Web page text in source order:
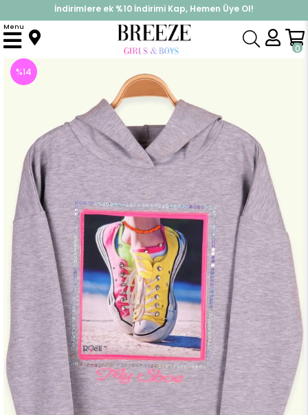
%30 Sepette Yaz İndirimi, Hemen Al!
İndirimlere ek %10 İndirimi Kap, Hemen Üye Ol!
0
Menu
Anasayfa Üst Giyim Sweatshirt Kız Çocuk Sweatshirt Göbek Üstü Ayakkabısı 3 Boyutlu Gri (9 Yaş)
%14